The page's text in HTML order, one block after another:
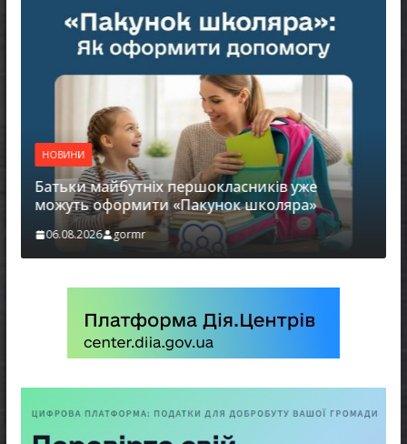
НОВИНИ
Батьки майбутніх першокласників уже
можуть оформити «Пакунок школяра»
06.08.2026 gormr